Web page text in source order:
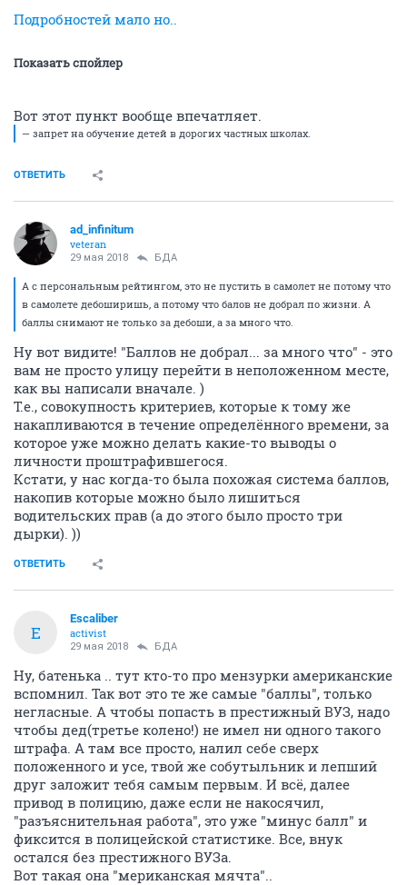
Подробностей мало но..
Показать спойлер
Вот этот пункт вообще впечатляет.
— запрет на обучение детей в дорогих частных школах.
ОТВЕТИТЬ
ad_infinitum
veteran
29 мая 2018 БДА
А с персональным рейтингом, это не пустить в самолет не потому что
в самолете дебоширишь, а потому что балов не добрал по жизни. А
баллы снимают не только за дебоши, а за много что.
Ну вот видите! "Баллов не добрал... за много что" - это
вам не просто улицу перейти в неположенном месте,
как вы написали вначале. )
Т.е., совокупность критериев, которые к тому же
накапливаются в течение определённого времени, за
которое уже можно делать какие-то выводы о
личности проштрафившегося.
Кстати, у нас когда-то была похожая система баллов,
накопив которые можно было лишиться
водительских прав (а до этого было просто три
дырки). ))
ОТВЕТИТЬ
E
Escaliber
activist
29 мая 2018 БДА
Ну, батенька .. тут кто-то про мензурки американские
вспомнил. Так вот это те же самые "баллы", только
негласные. А чтобы попасть в престижный ВУЗ, надо
чтобы дед(третье колено!) не имел ни одного такого
штрафа. А там все просто, налил себе сверх
положенного и усе, твой же собутыльник и лепший
друг заложит тебя самым первым. И всё, далее
привод в полицию, даже если не накосячил,
"разъяснительная работа", это уже "минус балл" и
фиксится в полицейской статистике. Все, внук
остался без престижного ВУЗа.
Вот такая она "мериканская мячта"..